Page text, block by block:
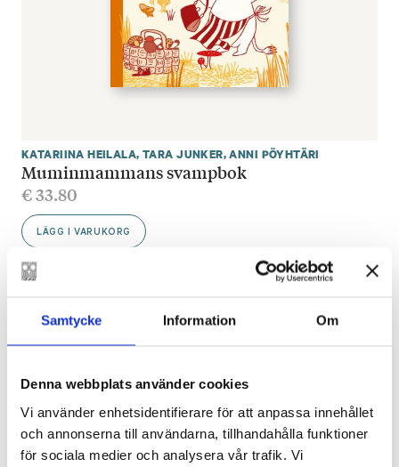
Samtycke Information Om
Denna webbplats använder cookies
Vi använder enhetsidentifierare för att anpassa innehållet
och annonserna till användarna, tillhandahålla funktioner
för sociala medier och analysera vår trafik. Vi
KATARIINA HEILALA, TARA JUNKER,ANNI PÖYHTÄRI
Muminmammans svampbok
€33.80
LÄGG I VARUKORG
Mera från Anni Pöyhtäri